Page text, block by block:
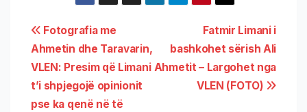
Fatmir Limani i
bashkohet sërish Ali
Ahmetit – Largohet nga
VLEN (FOTO)
Fotografia me
Ahmetin dhe Taravarin,
VLEN: Presim që Limani
t’i shpjegojë opinionit
pse ka qenë në të